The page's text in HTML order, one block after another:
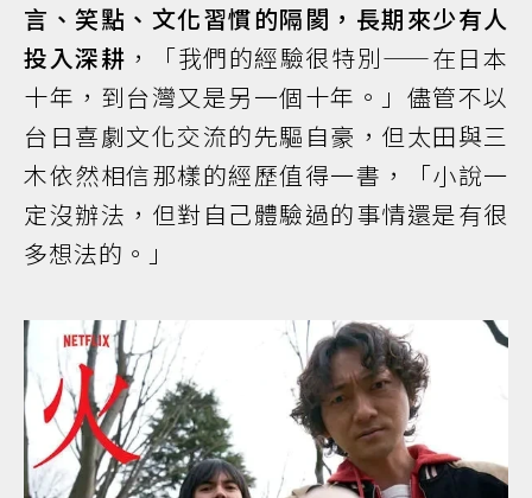
言、笑點、文化習慣的隔閡，長期來少有人
投入深耕 ，「我們的經驗很特別——在日本
十年，到台灣又是另一個十年。」儘管不以
台日喜劇文化交流的先驅自豪，但太田與三
木依然相信那樣的經歷值得一書，「小說一
定沒辦法，但對自己體驗過的事情還是有很
多想法的。」